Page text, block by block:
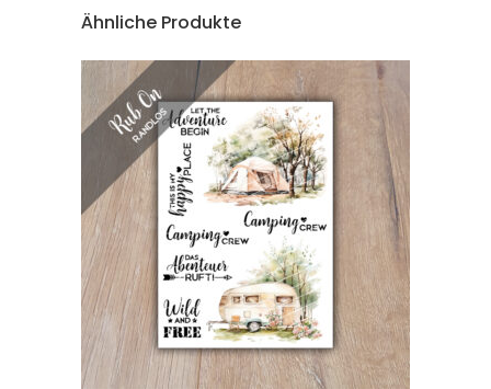
Ähnliche Produkte